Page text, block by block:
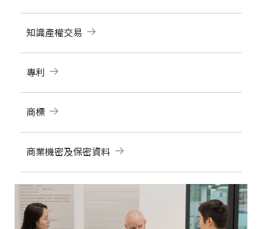
知識產權交易
專利
商標
商業機密及保密資料